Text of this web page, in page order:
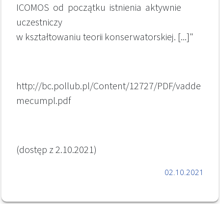
ICOMOS od początku istnienia aktywnie
uczestniczy
w kształtowaniu teorii konserwatorskiej. [...]"
http://bc.pollub.pl/Content/12727/PDF/vadde
mecumpl.pdf
(dostęp z 2.10.2021)
02.10.2021